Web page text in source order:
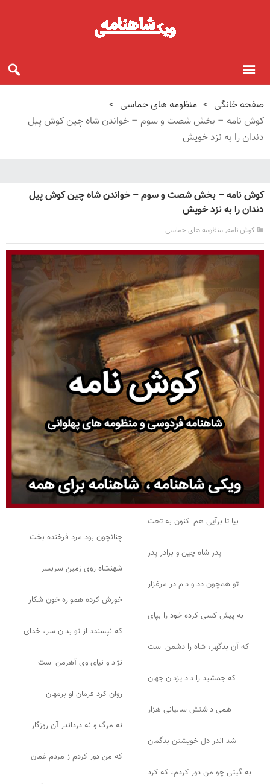
صفحه خانگی > منظومه های حماسی >
کوش نامه – بخش شصت و سوم – خواندن شاه چین کوش پیل
دندان را به نزد خویش
کوش نامه – بخش شصت و سوم – خواندن شاه چین کوش پیل
دندان را به نزد خویش
کوش نامه, منظومه های حماسی
بیا تا برآیی هم اکنون به تخت
چنانچون بود مرد فرخنده بخت
پدر شاه چین و برادر پدر
شهنشاه روی زمین سربسر
تو همچون دد و دام در مرغزار
خورش کرده همواره خون شکار
به پیش کسی کرده خود را بپای
که نپسندد از تو بدان سر، خدای
که آن بدگهر، شاه را دشمن است
نژاد و نیای وی آهرمن است
که جمشید را داد یزدان جهان
روان کرد فرمان او برمهان
همی داشتش سالیانی هزار
نه مرگ و نه درداندر آن روزگار
شد اندر دل خویشتن بدگمان
که من دور کردم ز مردم غمان
به گیتی چو من دور کردم، که کرد